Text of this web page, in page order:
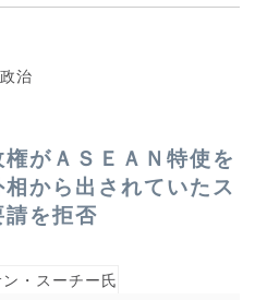
政治
がＡＳＥＡＮ特使を
から出されていたス
を拒否